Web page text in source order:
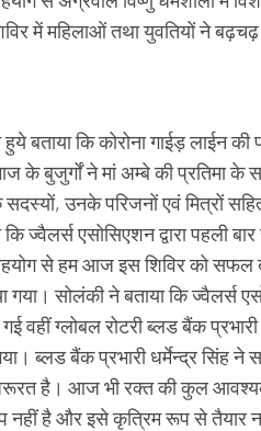
में महिलाओं तथा युवतियों ने
बताया कि कोरोना गाईड़ लाईन
के बुजुर्गों ने मां अम्बे की प्रतिमा के
उनके परिजनों एवं मित्रों
ज्वैलर्स एसोसिएशन द्वारा पहली
से हम आज इस शिविर को सफल
गया। सोलंकी ने बताया कि ज्वैलर्स
वहीं ग्लोबल रोटरी ब्लड बैंक
ब्लड बैंक प्रभारी धर्मेन्द्र सिंह ने
ज़रूरत है। आज भी रक्त की कुल
नहीं है और इसे कृत्रिम रूप से तैयार